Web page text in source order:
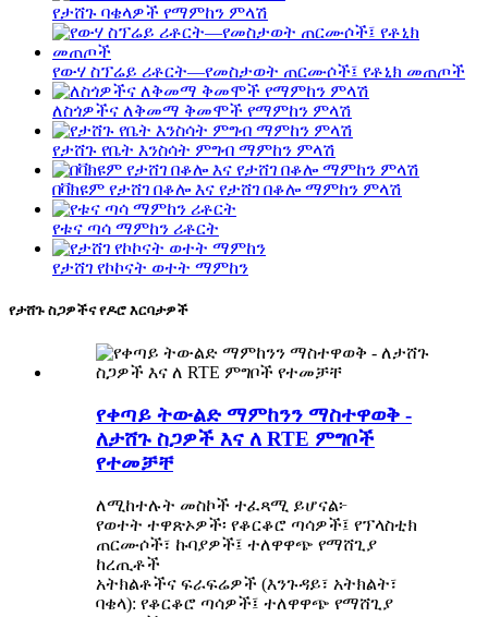
የታሸጉ ባቄላዎች የማምከን ምላሽ
የውሃ ስፕሬይ ሪቶርት—የመስታወት ጠርሙሶች፤ የቶኒክ መጠጦች
ለስጎዎችና ለቅመማ ቅመሞች የማምከን ምላሽ
የታሸጉ የቤት እንስሳት ምግብ ማምከን ምላሽ
በቫክዩም የታሸገ በቆሎ እና የታሸገ በቆሎ ማምከን ምላሽ
የቱና ጣሳ ማምከን ሪቶርት
የታሸገ የኮኮናት ወተት ማምከን
የታሸጉ ስጋዎችና የዶሮ እርባታዎች
የቀጣይ ትውልድ ማምከንን ማስተዋወቅ -
ለታሸጉ ስጋዎች እና ለ RTE ምግቦች
የተመቻቸ
ለሚከተሉት መስኮች ተፈጻሚ ይሆናል፦
የወተት ተዋጽኦዎች፡ የቆርቆሮ ጣሳዎች፤ የፕላስቲክ
ጠርሙሶች፣ ኩባያዎች፤ ተለዋዋጭ የማሸጊያ
ከረጢቶች
አትክልቶችና ፍራፍሬዎች (እንጉዳይ፣ አትክልት፣
ባቄላ): የቆርቆሮ ጣሳዎች፤ ተለዋዋጭ የማሸጊያ